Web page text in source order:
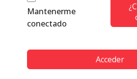
Mantenerme
conectado
Acceder